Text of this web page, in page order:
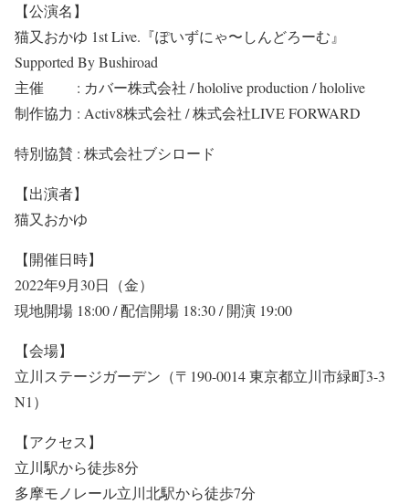
【公演名】
猫又おかゆ 1st Live.『ぽいずにゃ〜しんどろーむ』
Supported By Bushiroad
主催 : カバー株式会社 / hololive production / hololive
制作協力 : Activ8株式会社 / 株式会社LIVE FORWARD
特別協賛 : 株式会社ブシロード​
【出演者】
猫又おかゆ
【開催日時】
2022年9月30日（金）
現地開場 18:00 / 配信開場 18:30 / 開演 19:00
【会場】
立川ステージガーデン（〒190-0014 東京都立川市緑町3-3
N1）
【アクセス】
立川駅から徒歩8分
多摩モノレール立川北駅から徒歩7分